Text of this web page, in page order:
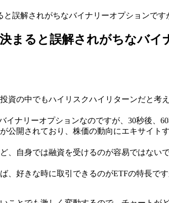
と誤解されがちなバイナリーオプションです
まると誤解されがちなバイ
資の中でもハイリスクハイリターンだと
イナリーオプションなのですが、30秒後、
公開されており、株価の動向にエキサイ
、自身では融資を受けるのが容易ではな
、好きな時に取引できるのがETFの特長で